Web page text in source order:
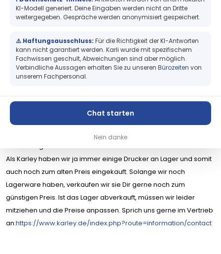
VipColor erhöht Preise für alle
seine Drucker
Karley Deutschland GmbH
Allgemein
Nachdem VipColor lange die Preise für Drucker - entgegen aller
Trends - stabil gehalten hat, kommt nun auch eine
Preiserhöhung für alle VP600 / VP650 / VP700 und VP750 Drucker
auf uns zu. Noch länger waren die Druckköpfe und auch die
Ersatzteile stabil. Leider haben auch diese sich nun erhöht, sind
aber häufig noch unter den Preisen des Mitbewerbs.
Als Karley haben wir ja immer einige Drucker an Lager und somit
auch noch zum alten Preis eingekauft. Solange wir noch
Lagerware haben, verkaufen wir sie Dir gerne noch zum
günstigen Preis. Ist das Lager abverkauft, müssen wir leider
mitziehen und die Preise anpassen. Sprich uns gerne im Vertrieb
an:https://www.karley.de/index.php?route=information/contact
KI-Modell generiert. Deine Eingaben werden nicht an Dritte
weitergegeben. Gespräche werden anonymisiert gespeichert.
⚠️ Haftungsausschluss: Für die Richtigkeit der KI-Antworten
kann nicht garantiert werden. Karli wurde mit spezifischem
Fachwissen geschult, Abweichungen sind aber möglich.
Verbindliche Aussagen erhalten Sie zu unseren Bürozeiten von
unserem Fachpersonal.
Chat starten
Nein danke